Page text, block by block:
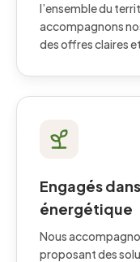
l’ensemble du
accompagnons
des offres claires
Engagés
énergétique
Nous
proposant des